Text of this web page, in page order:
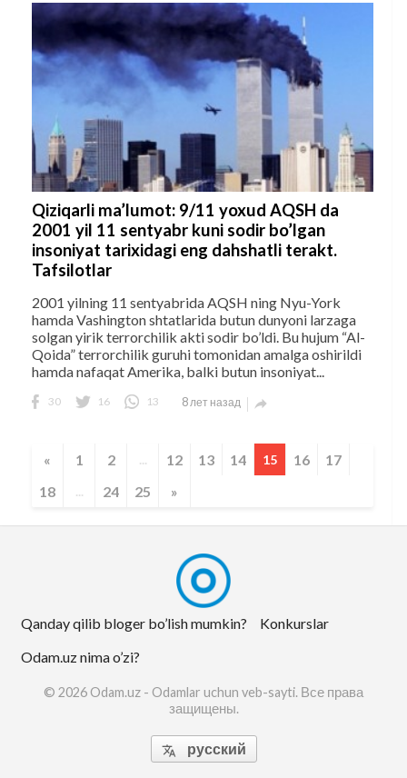
Qiziqarli ma’lumot: 9/11 yoxud AQSH da
2001 yil 11 sentyabr kuni sodir bo’lgan
insoniyat tarixidagi eng dahshatli terakt.
Tafsilotlar
2001 yilning 11 sentyabrida AQSH ning Nyu-York
hamda Vashington shtatlarida butun dunyoni larzaga
solgan yirik terrorchilik akti sodir bo’ldi. Bu hujum “Al-
Qoida” terrorchilik guruhi tomonidan amalga oshirildi
hamda nafaqat Amerika, balki butun insoniyat...
30 16 13 8 лет назад 
« 1 2 ... 12 13 14 15 16
17
18
... 24 25 »
Qanday qilib bloger bo’lish mumkin?
Konkurslar
Odam.uz nima o’zi?
© 2026 Odam.uz - Odamlar uchun veb-sayti. Все права
защищены.
 русский